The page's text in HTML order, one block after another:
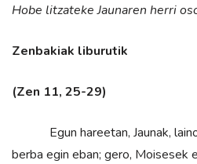
Hobe litzateke Jaunaren herri
Zenbakiak liburutik
(Zen 11, 25-29)
Egun hareetan, Jaunak,
berba egin eban; gero, Moisesek